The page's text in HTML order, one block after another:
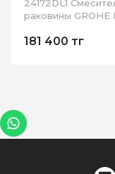
24172DL1
раковины GROHE
181 400 тг